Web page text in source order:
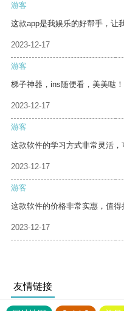
游客
这款app是我娱乐的好帮手，让
2023-12-17
游客
梯子神器，ins随便看，美美哒！
2023-12-17
游客
这款软件的学习方式非常灵活，
2023-12-17
游客
这款软件的价格非常实惠，值得
2023-12-17
友情链接